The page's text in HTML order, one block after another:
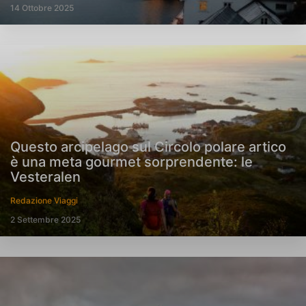
14 Ottobre 2025
Questo arcipelago sul Circolo polare artico
è una meta gourmet sorprendente: le
Vesteralen
Redazione Viaggi
2 Settembre 2025